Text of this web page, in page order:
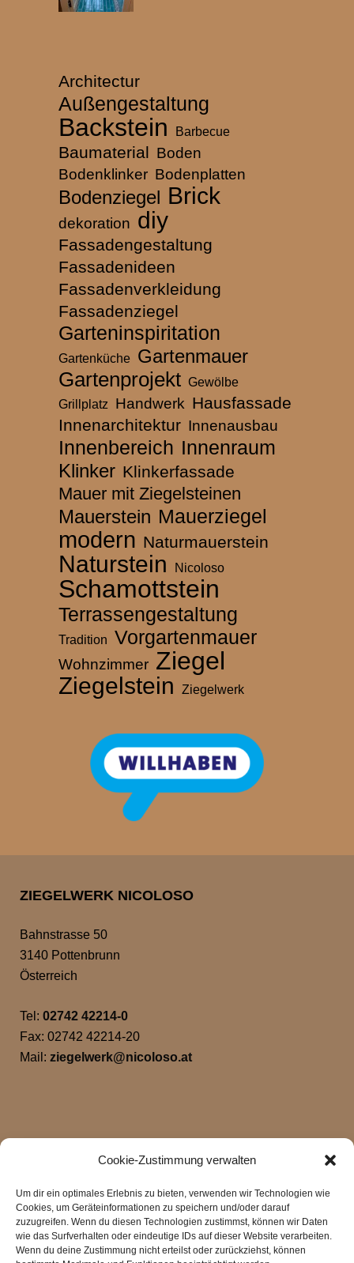
Cookie-Zustimmung verwalten
Um dir ein optimales Erlebnis zu bieten, verwenden wir Technologien wie
Cookies, um Geräteinformationen zu speichern und/oder darauf
zuzugreifen. Wenn du diesen Technologien zustimmst, können wir Daten
wie das Surfverhalten oder eindeutige IDs auf dieser Website verarbeiten.
Wenn du deine Zustimmung nicht erteilst oder zurückziehst, können
Architectur
Außengestaltung
Backstein Barbecue
Baumaterial Boden
Bodenklinker Bodenplatten
Bodenziegel Brick
dekoration diy
Fassadengestaltung
Fassadenideen
Fassadenverkleidung
Fassadenziegel
Garteninspiritation
Gartenküche Gartenmauer
Gartenprojekt Gewölbe
Grillplatz
Handwerk Hausfassade
Innenarchitektur Innenausbau
Innenbereich Innenraum
Klinker Klinkerfassade
Mauer mit Ziegelsteinen
Mauerstein Mauerziegel
modern Naturmauerstein
Naturstein Nicoloso
Schamottstein
Terrassengestaltung
Tradition Vorgartenmauer
Wohnzimmer Ziegel
Ziegelstein Ziegelwerk
ZIEGELWERK NICOLOSO
Bahnstrasse 50
3140 Pottenbrunn
Österreich
Tel: 02742 42214-0
Fax: 02742 42214-20
Mail: ziegelwerk@nicoloso.at
Klicke hier, um Marketing-Cookies zu